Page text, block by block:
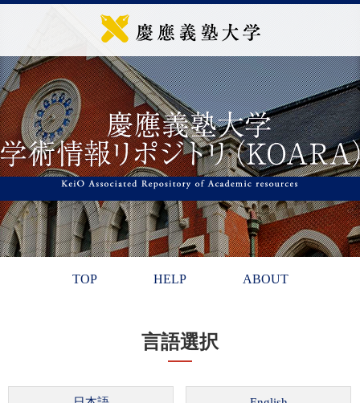
TOP HELP ABOUT
言語選択